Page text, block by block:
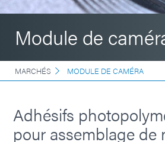
Module de
MARCHÉS MODULE DE CAMÉRA
Adhésifs
pour assemblage de